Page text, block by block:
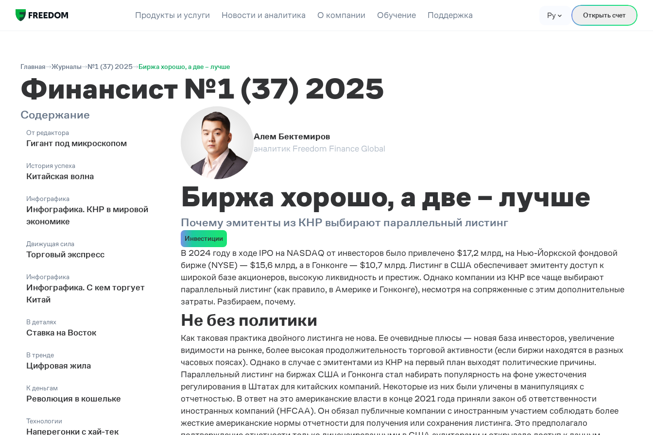
Продукты и услуги Новости и аналитика О компании Обучение Поддержка Ру Открыть счет
Главная Журналы №1 (37) 2025 Биржа хорошо, а две – лучше
Финансист №1 (37) 2025
Содержание
От редактора
Гигант под микроскопом
История успеха
Китайская волна
Инфографика
Инфографика. КНР в мировой
экономике
Движущая сила
Торговый экспресс
Инфографика
Инфографика. С кем торгует
Китай
В деталях
Ставка на Восток
В тренде
Цифровая жила
К деньгам
Революция в кошельке
Технологии
Наперегонки с хай-тек
Алем Бектемиров
аналитик Freedom Finance Global
Биржа хорошо, а две – лучше
Почему эмитенты из КНР выбирают параллельный листинг
Инвестиции
В 2024 году в ходе IPO на NASDAQ от инвесторов было привлечено $17,2 млрд, на Нью-Йоркской фондовой
бирже (NYSE) — $15,6 млрд, а в Гонконге — $10,7 млрд. Листинг в США обеспечивает эмитенту доступ к
широкой базе акционеров, высокую ликвидность и престиж. Однако компании из КНР все чаще выбирают
параллельный листинг (как правило, в Америке и Гонконге), несмотря на сопряженные с этим дополнительные
затраты. Разбираем, почему.
Не без политики
Как таковая практика двойного листинга не нова. Ее очевидные плюсы — новая база инвесторов, увеличение
видимости на рынке, более высокая продолжительность торговой активности (если биржи находятся в разных
часовых поясах). Однако в случае с эмитентами из КНР на первый план выходят политические причины.
Параллельный листинг на биржах США и Гонконга стал набирать популярность на фоне ужесточения
регулирования в Штатах для китайских компаний. Некоторые из них были уличены в манипуляциях с
отчетностью. В ответ на это американские власти в конце 2021 года приняли закон об ответственности
иностранных компаний (HFCAA). Он обязал публичные компании с иностранным участием соблюдать более
жесткие американские нормы отчетности для получения или сохранения листинга. Это предполагало